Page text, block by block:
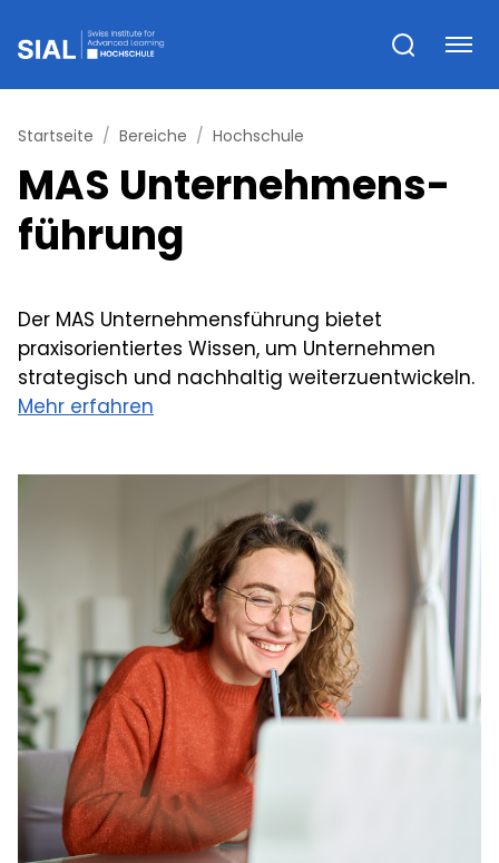
Startseite Bereiche Hochschule
MAS Unternehmens­
führung
Der MAS Unternehmensführung bietet
praxisorientiertes Wissen, um Unternehmen
strategisch und nachhaltig weiterzuentwickeln.
Mehr erfahren